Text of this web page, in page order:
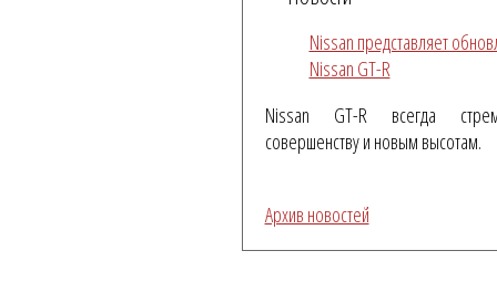
Nissan представляет
Nissan GT-R
Nissan GT-R всегда
совершенству и новым высотам.
Архив новостей